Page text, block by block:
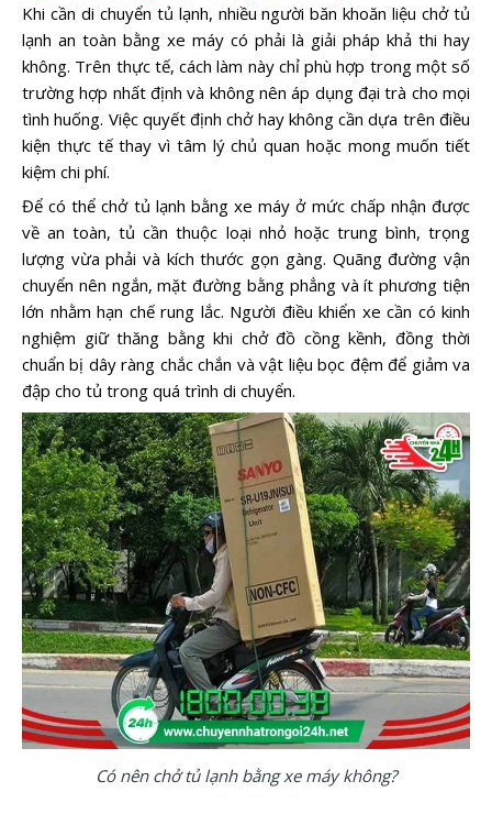
Khi cần di chuyển tủ lạnh, nhiều người băn khoăn liệu chở tủ
lạnh an toàn bằng xe máy có phải là giải pháp khả thi hay
không. Trên thực tế, cách làm này chỉ phù hợp trong một số
trường hợp nhất định và không nên áp dụng đại trà cho mọi
tình huống. Việc quyết định chở hay không cần dựa trên điều
kiện thực tế thay vì tâm lý chủ quan hoặc mong muốn tiết
kiệm chi phí.
Để có thể chở tủ lạnh bằng xe máy ở mức chấp nhận được
về an toàn, tủ cần thuộc loại nhỏ hoặc trung bình, trọng
lượng vừa phải và kích thước gọn gàng. Quãng đường vận
chuyển nên ngắn, mặt đường bằng phẳng và ít phương tiện
lớn nhằm hạn chế rung lắc. Người điều khiển xe cần có kinh
nghiệm giữ thăng bằng khi chở đồ cồng kềnh, đồng thời
chuẩn bị dây ràng chắc chắn và vật liệu bọc đệm để giảm va
đập cho tủ trong quá trình di chuyển.
Có nên chở tủ lạnh bằng xe máy không?